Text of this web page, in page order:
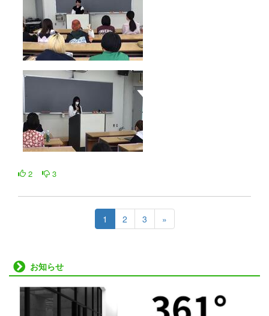
2 3
1 2 3 »
お知らせ